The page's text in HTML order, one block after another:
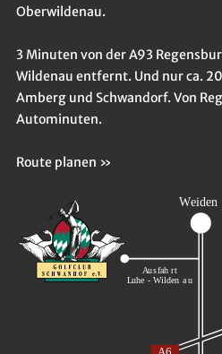
Oberwildenau.
3 Minuten von der A93
Wildenau entfernt. Und nur ca.
Amberg und Schwandorf. Von
Autominuten.
Route planen »